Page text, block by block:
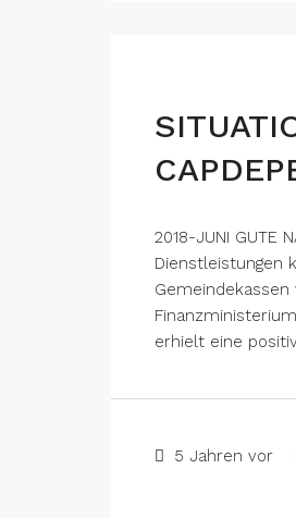
2018-JUNI GUTE
Dienstleistungen
erhielt eine
5 Jahren vor